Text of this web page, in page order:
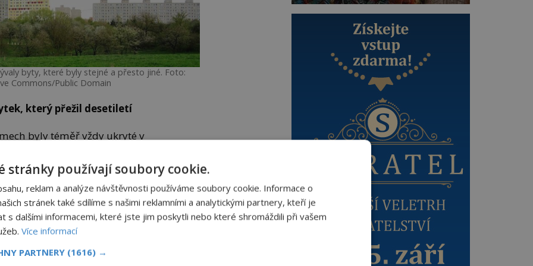
byty, které byly stejné a přesto jiné. Foto:
Commons/Public Domain
který přežil desetiletí
byly téměř vždy ukryté v
stěny nepatřily k nejlepším
často věděli víc, než by sami
patří k symbolům tehdejšího bydlení.
s úložným prostorem, kde končilo
po vánoční ozdoby. Linky z
let a mnohé slouží dodnes.
remoska, která zvládla upéct maso,
stránky používají soubory cookie.
reklam a analýze návštěvnosti používáme soubory cookie. Informace o
stránek také sdílíme s našimi reklamními a analytickými partnery, kteří je
s dalšími informacemi, které jste jim poskytli nebo které shromáždili při vašem
Více informací
PARTNERY (1616) →